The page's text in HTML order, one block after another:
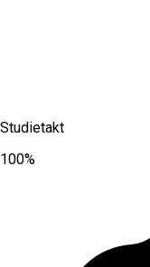
Studietakt
100%